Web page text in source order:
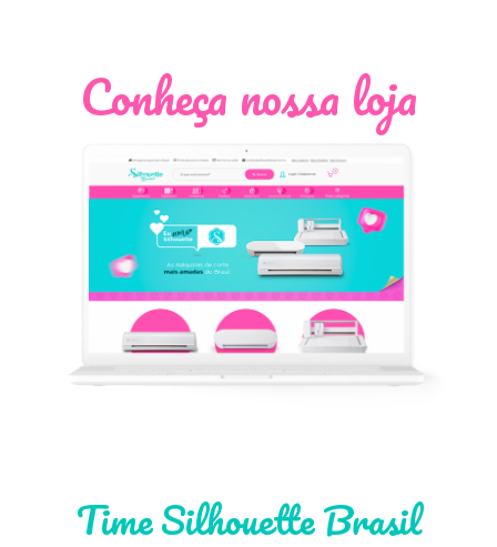
Conheça nossa loja
Time Silhouette Brasil
Léia Pastori
Thiara Ney